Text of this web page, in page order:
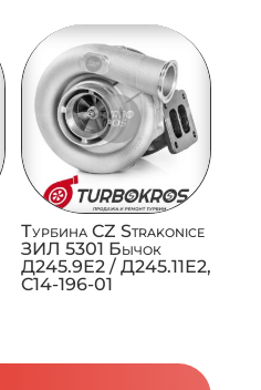
Турбина CZ Strakonice
ЗИЛ 5301 Бычок
Д245.9Е2 / Д245.11Е2,
C14-196-01